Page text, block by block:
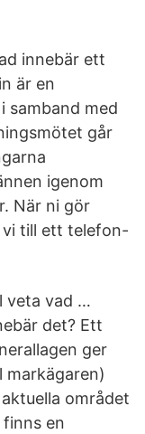
innebär ett
är en
samband med
går
igenom
När ni gör
vi till ett telefon-
veta vad …
det? Ett
ger
markägaren)
området
en